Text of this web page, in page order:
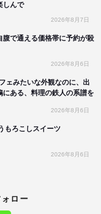
しんで
2026年8月7日
腹で通える価格帯に予約が殺
2026年8月6日
ェみたいな外観なのに、出
ある、料理の鉄人の系譜を
2026年8月6日
もろこしスイーツ
2026年8月6日
ロー